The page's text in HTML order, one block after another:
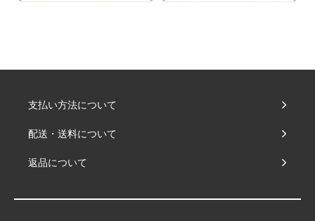
支払い方法について
配送・送料について
返品について